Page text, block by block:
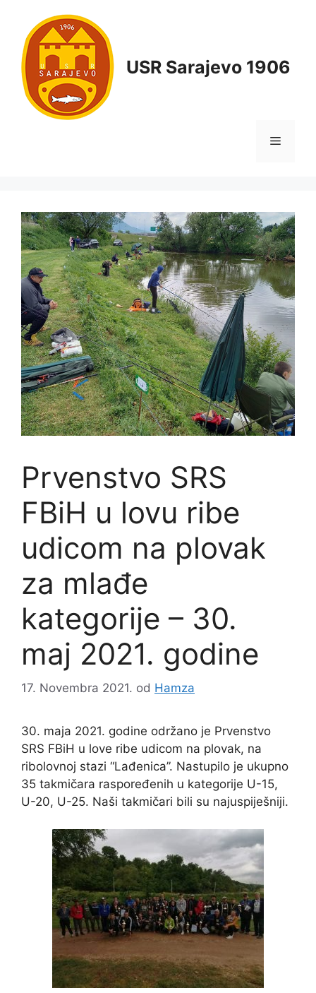
USR Sarajevo 1906
Prvenstvo SRS
FBiH u lovu ribe
udicom na plovak
za mlađe
kategorije – 30.
maj 2021. godine
17. Novembra 2021. od Hamza
30. maja 2021. godine održano je Prvenstvo
SRS FBiH u love ribe udicom na plovak, na
ribolovnoj stazi “Lađenica”. Nastupilo je ukupno
35 takmičara raspoređenih u kategorije U-15,
U-20, U-25. Naši takmičari bili su najuspiješniji.